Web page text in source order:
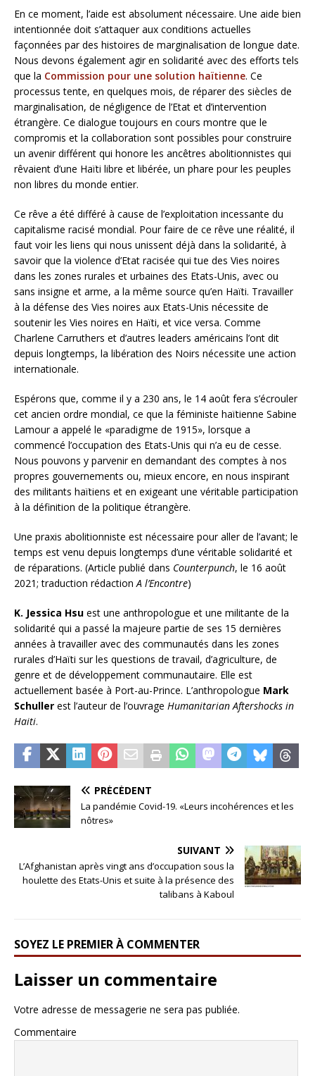
En ce moment, l’aide est absolument nécessaire. Une aide bien
intentionnée doit s’attaquer aux conditions actuelles
façonnées par des histoires de marginalisation de longue date.
Nous devons également agir en solidarité avec des efforts tels
que la Commission pour une solution haïtienne. Ce
processus tente, en quelques mois, de réparer des siècles de
marginalisation, de négligence de l’Etat et d’intervention
étrangère. Ce dialogue toujours en cours montre que le
compromis et la collaboration sont possibles pour construire
un avenir différent qui honore les ancêtres abolitionnistes qui
rêvaient d’une Haïti libre et libérée, un phare pour les peuples
non libres du monde entier.
Ce rêve a été différé à cause de l’exploitation incessante du
capitalisme racisé mondial. Pour faire de ce rêve une réalité, il
faut voir les liens qui nous unissent déjà dans la solidarité, à
savoir que la violence d’Etat racisée qui tue des Vies noires
dans les zones rurales et urbaines des Etats-Unis, avec ou
sans insigne et arme, a la même source qu’en Haïti. Travailler
à la défense des Vies noires aux Etats-Unis nécessite de
soutenir les Vies noires en Haïti, et vice versa. Comme
Charlene Carruthers et d’autres leaders américains l’ont dit
depuis longtemps, la libération des Noirs nécessite une action
internationale.
Espérons que, comme il y a 230 ans, le 14 août fera s’écrouler
cet ancien ordre mondial, ce que la féministe haïtienne Sabine
Lamour a appelé le «paradigme de 1915», lorsque a
commencé l’occupation des Etats-Unis qui n’a eu de cesse.
Nous pouvons y parvenir en demandant des comptes à nos
propres gouvernements ou, mieux encore, en nous inspirant
des militants haïtiens et en exigeant une véritable participation
à la définition de la politique étrangère.
Une praxis abolitionniste est nécessaire pour aller de l’avant; le
temps est venu depuis longtemps d’une véritable solidarité et
de réparations. (Article publié dans Counterpunch, le 16 août
2021; traduction rédactionA l’Encontre)
K. Jessica Hsu est une anthropologue et une militante de la
solidarité qui a passé la majeure partie de ses 15 dernières
années à travailler avec des communautés dans les zones
rurales d’Haïti sur les questions de travail, d’agriculture, de
genre et de développement communautaire. Elle est
actuellement basée à Port-au-Prince. L’anthropologue Mark
Schuller est l’auteur de l’ouvrage Humanitarian Aftershocks in
Haiti.
PRÉCÉDENT
La pandémie Covid-19. «Leurs incohérences et les
nôtres»
SUIVANT
L’Afghanistan après vingt ans d’occupation sous la
houlette des Etats-Unis et suite à la présence des
talibans à Kaboul
SOYEZ LE PREMIER À COMMENTER
Laisser un commentaire
Votre adresse de messagerie ne sera pas publiée.
Commentaire